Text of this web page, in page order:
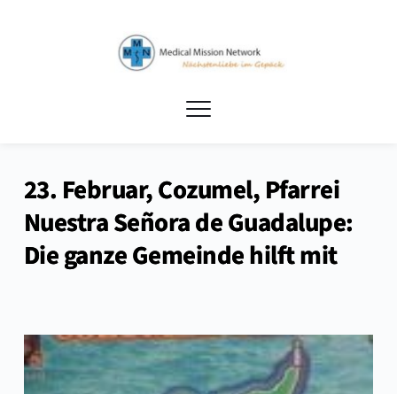
23. Februar, Cozumel, Pfarrei
Nuestra Señora de Guadalupe:
Die ganze Gemeinde hilft mit